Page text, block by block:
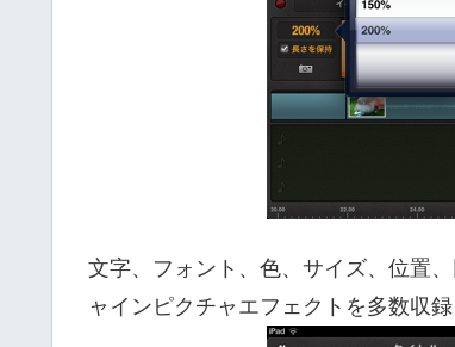
文字、フォント、色、サイズ、位置
ャインピクチャエフェクトを多数収